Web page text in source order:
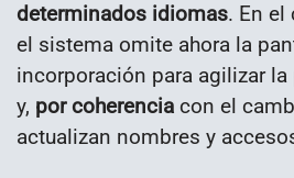
determinados idiomas. En el
el sistema omite ahora la
incorporación para agilizar
y, por coherencia con el
actualizan nombres y